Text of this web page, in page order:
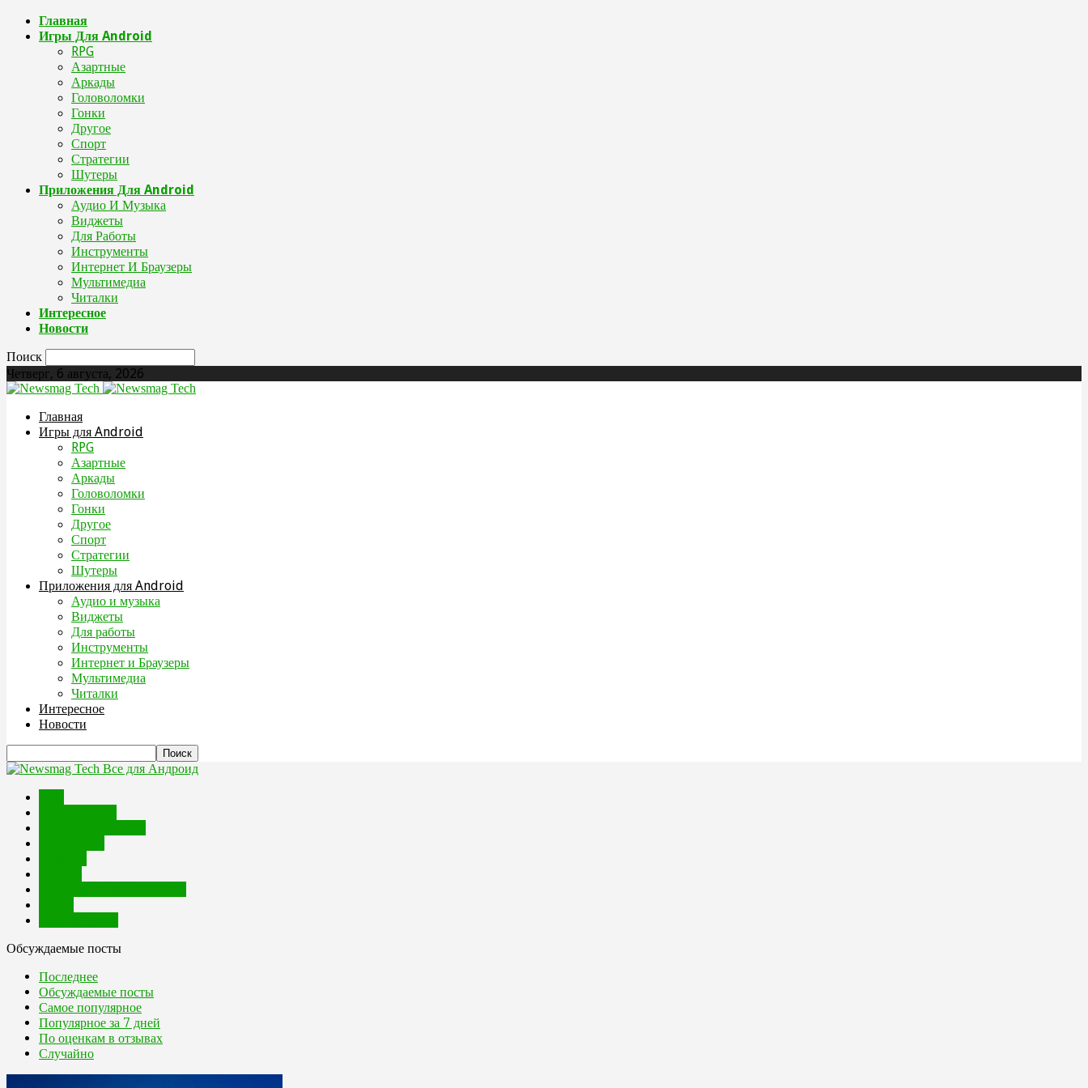
Главная
Игры Для Android
RPG
Азартные
Аркады
Головоломки
Гонки
Другое
Спорт
Стратегии
Шутеры
Приложения Для Android
Аудио И Музыка
Виджеты
Для Работы
Инструменты
Интернет И Браузеры
Мультимедиа
Читалки
Интересное
Новости
Поиск
Четверг, 6 августа, 2026
Главная
Игры для Android
RPG
Азартные
Аркады
Головоломки
Гонки
Другое
Спорт
Стратегии
Шутеры
Приложения для Android
Аудио и музыка
Виджеты
Для работы
Инструменты
Интернет и Браузеры
Мультимедиа
Читалки
Интересное
Новости
Все для Андроид
Обсуждаемые посты
Последнее
Обсуждаемые посты
Самое популярное
Популярное за 7 дней
По оценкам в отзывах
Случайно